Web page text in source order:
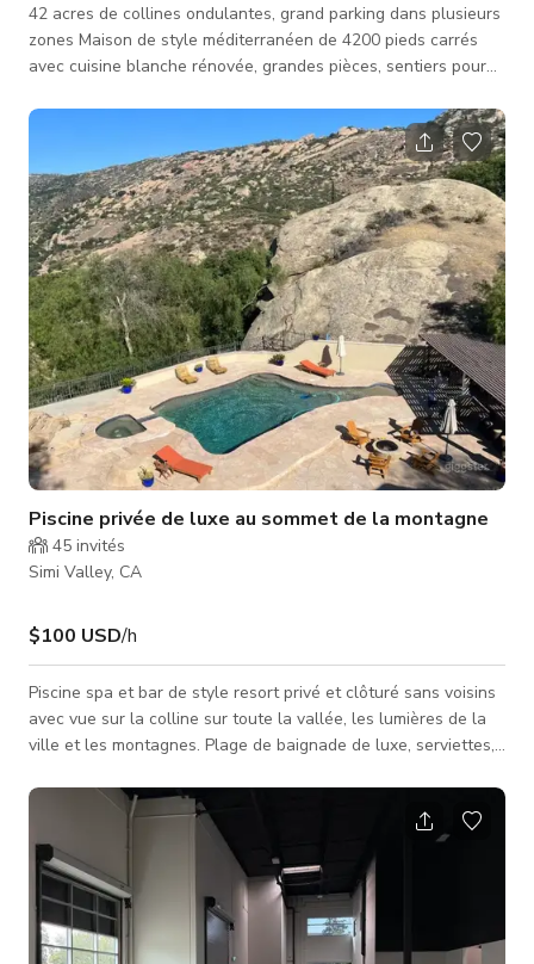
42 acres de collines ondulantes, grand parking dans plusieurs
zones Maison de style méditerranéen de 4200 pieds carrés
avec cuisine blanche rénovée, grandes pièces, sentiers pour
propriété cachée par la montagne, allée de 500 pieds
Immense espace pour installation supplémentaire -
possibilités infinies Routes de campagne partout PRIVÉ sans
maisons visibles ! VIEUX CHÊNES IMMENSES
Piscine privée de luxe au sommet de la montagne
45 invités
Simi Valley, CA
$100 USD/h
Piscine spa et bar de style resort privé et clôturé sans voisins
avec vue sur la colline sur toute la vallée, les lumières de la
ville et les montagnes. Plage de baignade de luxe, serviettes,
professionnel contrôlé par iPad étanche, options de cinéma en
plein air, foyer, nombreux sièges et chaises longues en teck
rembourrées, parking clôturé et TOTALEMENT privé. Ce n'est
pas une piscine ordinaire attachée à une maison, c'est